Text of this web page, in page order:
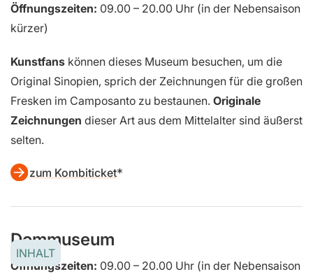
Öffnungszeiten: 09.00 – 20.00 Uhr (in der Nebensaison
kürzer)
Kunstfans können dieses Museum besuchen, um die
Original Sinopien, sprich der Zeichnungen für die großen
Fresken im Camposanto zu bestaunen. Originale
Zeichnungen dieser Art aus dem Mittelalter sind äußerst
selten.
zum Kombiticket
Dommuseum
Öffnungszeiten: 09.00 – 20.00 Uhr (in der Nebensaison
INHALT